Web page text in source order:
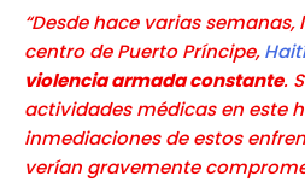
“Desde hace varias
centro de Puerto Príncipe,Haití
violencia armada constante.
actividades médicas en este
inmediaciones de estos
verían gravemente